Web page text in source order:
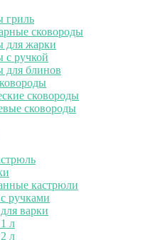
гриль
сковороды
для жарки
с ручкой
для блинов
сковороды
сковороды
кастрюли
ручками
варки
л
л